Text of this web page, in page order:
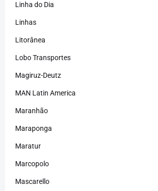
Linha do Dia
Linhas
Litorânea
Lobo Transportes
Magiruz-Deutz
MAN Latin America
Maranhão
Maraponga
Maratur
Marcopolo
Mascarello